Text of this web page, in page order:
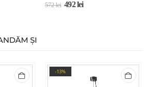
572lei 492lei
ȘI
-13%